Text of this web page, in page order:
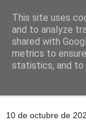
Comoju
La Cocina del
10 de octubre de
This site uses
and to analyze
shared with
metrics to
statistics, and to